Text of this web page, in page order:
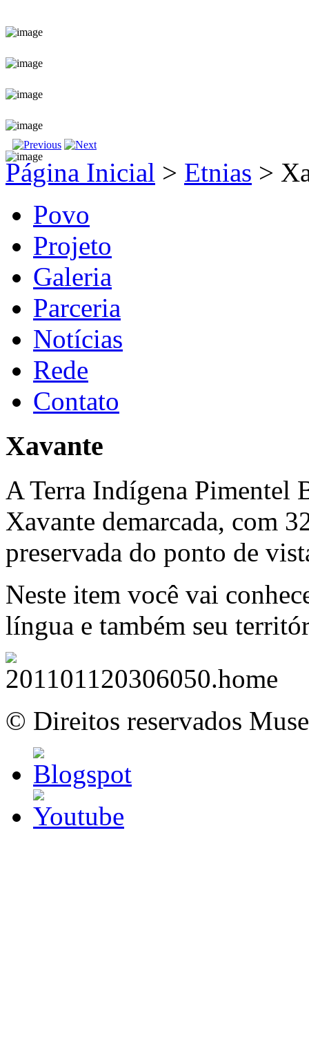
Página Inicial > Etnias >
Povo
Projeto
Galeria
Parceria
Notícias
Rede
Contato
Xavante
A Terra Indígena Pimentel
Xavante demarcada, com
preservada do ponto de
Neste item você vai
língua e também seu
© Direitos reservados